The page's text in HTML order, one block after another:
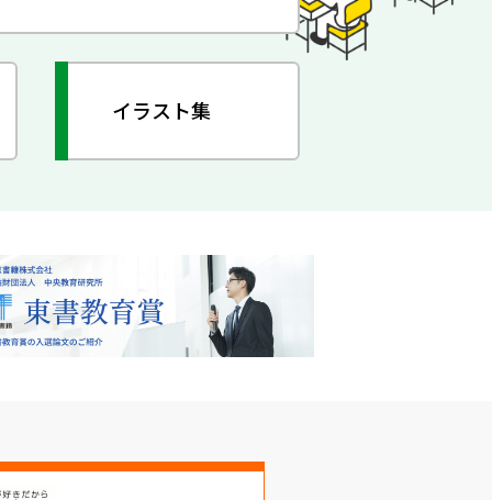
イラスト集